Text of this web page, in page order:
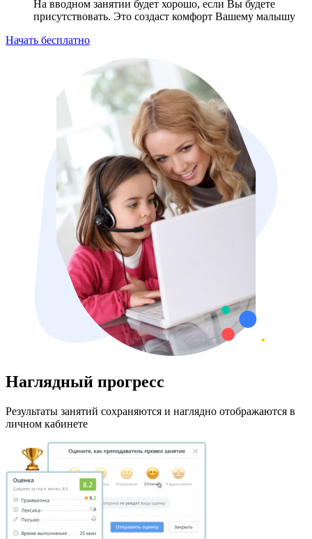
На вводном занятии будет хорошо, если Вы будете
присутствовать. Это создаст комфорт Вашему малышу
Начать бесплатно
Наглядный прогресс
Результаты занятий сохраняются и наглядно отображаются в
личном кабинете